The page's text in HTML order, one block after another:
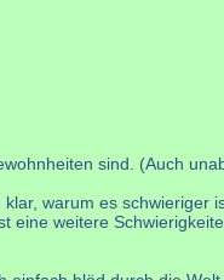
sind. (Auch
warum es schwieriger
weitere